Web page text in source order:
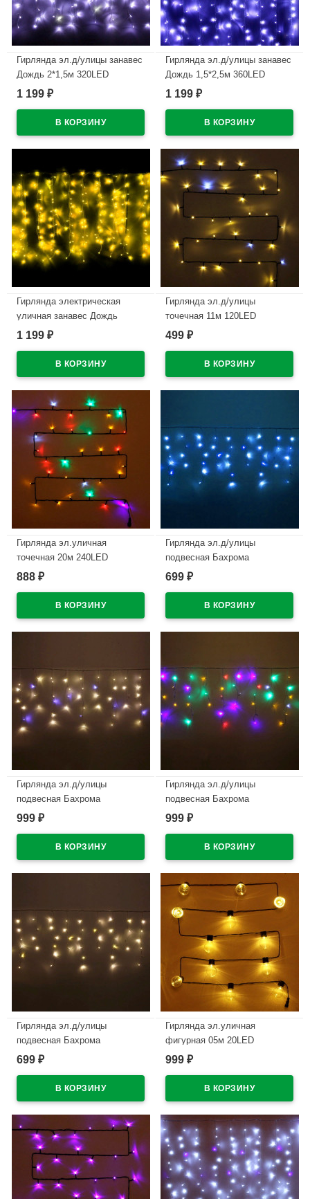
Гирлянда эл.д/улицы занавес
Дождь 2*1,5м 320LED
(св.провод) цв.белый мерц.
1 199 ₽
Гирлянда эл.д/улицы занавес
Дождь 1,5*2,5м 360LED
(св.провод) цв.белый 8реж.
1 199 ₽
Гирлянда электрическая
уличная занавес Дождь
1,5*2,5м 360LED цвет желтый
1 199 ₽
Гирлянда эл.д/улицы
точечная 11м 120LED
(тем.провод) цв.т.белый мерц.
499 ₽
Гирлянда эл.уличная
точечная 20м 240LED
"Мерцание" цв.мульти
888 ₽
Гирлянда эл.д/улицы
подвесная Бахрома
3*0,4/0,6м 100LED (св.провод)
699 ₽
Гирлянда эл.д/улицы
подвесная Бахрома
3*0,4/0,6м 100LED (св.провод)
999 ₽
Гирлянда эл.д/улицы
подвесная Бахрома
3*0,4/0,6м 100LED (св.провод)
999 ₽
Гирлянда эл.д/улицы
подвесная Бахрома
3*0,4/0,6м 100LED (св.провод)
699 ₽
Гирлянда эл.уличная
фигурная 05м 20LED
(тем.провод) цв.т.белый
999 ₽